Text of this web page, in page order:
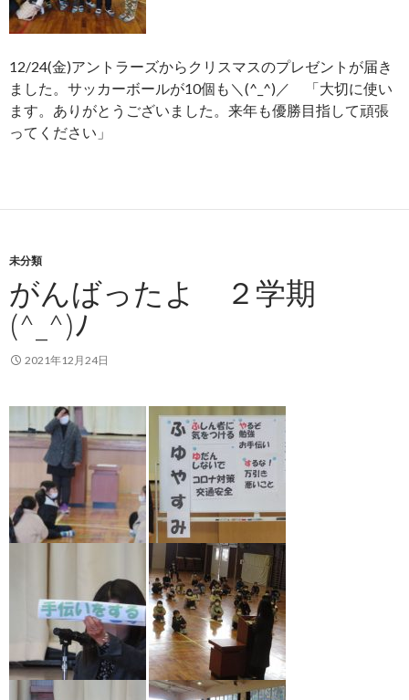
12/24(金)アントラーズからクリスマスのプレゼントが届き
ました。サッカーボールが10個も＼(^_^)／ 「大切に使い
ます。ありがとうございました。来年も優勝目指して頑張
ってください」
未分類
がんばったよ ２学期
(^_^)ﾉ
2021年12月24日